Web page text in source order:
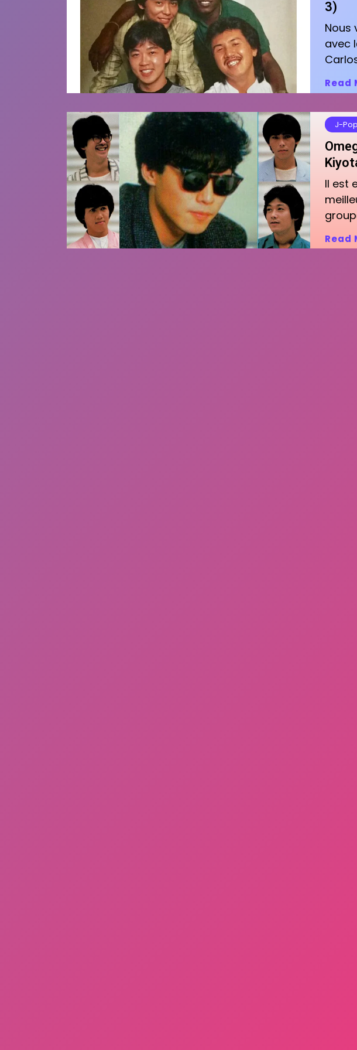
3)
Nous
avec
Read
J-Pop
Il est
Read